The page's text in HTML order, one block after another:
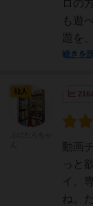
ロの
も遊
題を
続きを
216
動画
っと
イ。
ね。
仙人